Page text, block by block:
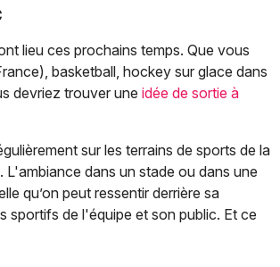
lieu ces prochains temps. Que vous
basketball, hockey sur glace dans
devriez trouver une idée de sortie à
sur les terrains de sports de la
dans un stade ou dans une
qu’on peut ressentir derrière sa
sportifs de l'équipe et son public. Et ce